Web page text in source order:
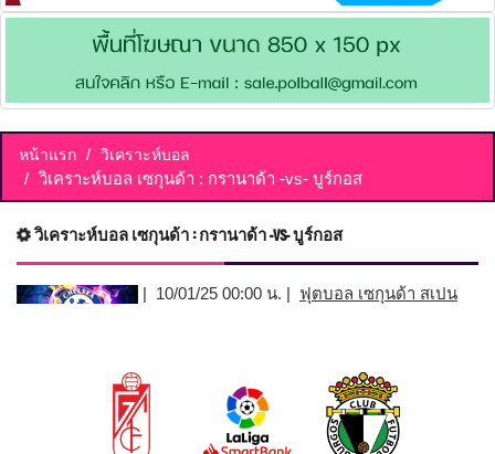
หน้าแรก วิเคราะห์บอล
วิเคราะห์บอล เซกุนด้า : กรานาด้า -vs- บูร์กอส
วิเคราะห์บอล เซกุนด้า : กรานาด้า -vs- บูร์กอส
| 10/01/25 00:00 น. | ฟุตบอล เซกุนด้า สเปน